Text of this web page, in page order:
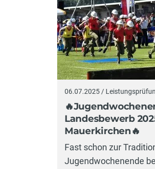
06.07.2025 /
Landesbewerb
Mauerkirchen🔥
Fast schon zur
Jugendwochenende